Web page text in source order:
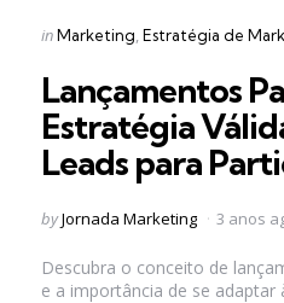
Categories
Posted
inMarketing Estratégia de
Lançamentos
Estratégia
Leads para
Posted
byJornada Marketing 3 anos
Descubra o conceito de
e a importância de se adaptar